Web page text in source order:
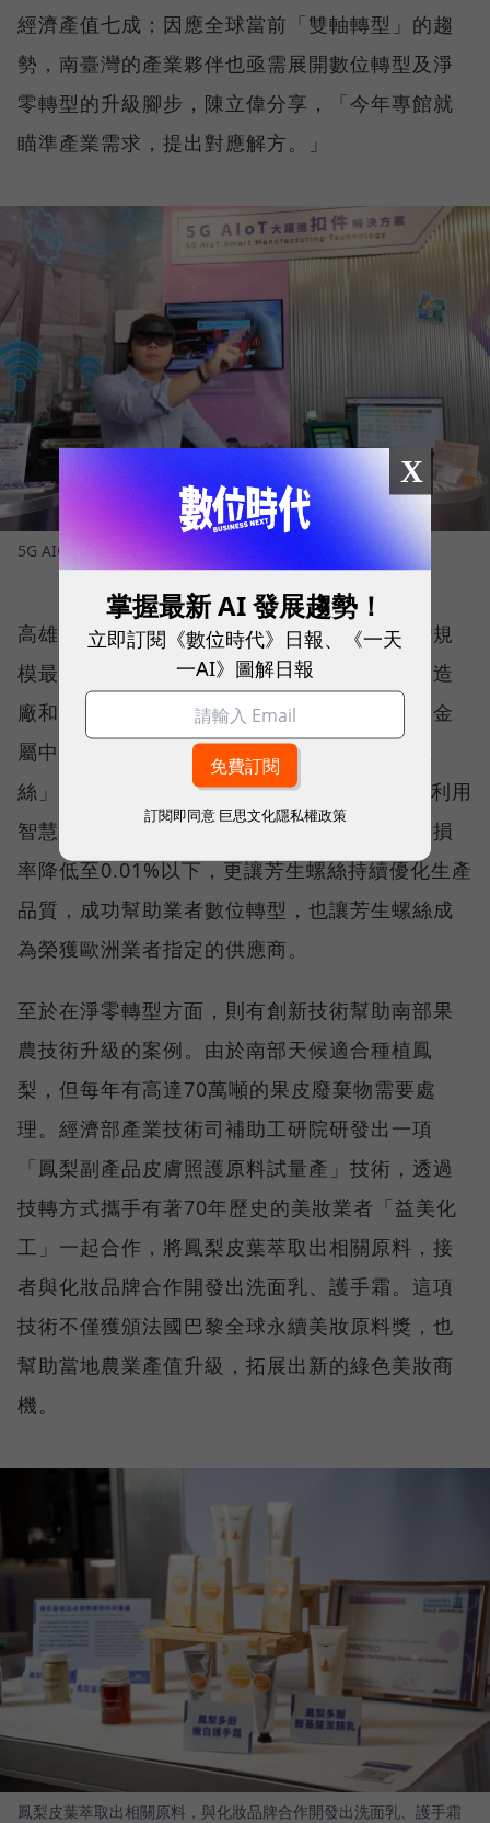
經濟產值七成；因應全球當前「雙軸轉型」的趨
勢，南臺灣的產業夥伴也亟需展開數位轉型及淨
零轉型的升級腳步，陳立偉分享，「今年專館就
瞄準產業需求，提出對應解方。」
5G AIOT大躍進扣件解決方案
高雄是我國扣件產業的中心，看準當地為臺灣規
模最大的螺絲及螺帽生產聚落，擁有大量的製造
廠和相關供應鏈企業，經濟部產業技術司補助金
屬中心協助在地的內六角螺絲製造商「芳生螺
絲」導入「5G AIoT大躍進扣件解決方案」。利用
智慧科技檢測生產模具的運作狀態，讓模具耗損
率降低至0.01%以下，更讓芳生螺絲持續優化生產
品質，成功幫助業者數位轉型，也讓芳生螺絲成
為榮獲歐洲業者指定的供應商。
至於在淨零轉型方面，則有創新技術幫助南部果
農技術升級的案例。由於南部天候適合種植鳳
梨，但每年有高達70萬噸的果皮廢棄物需要處
理。經濟部產業技術司補助工研院研發出一項
「鳳梨副產品皮膚照護原料試量產」技術，透過
技轉方式攜手有著70年歷史的美妝業者「益美化
工」一起合作，將鳳梨皮葉萃取出相關原料，接
者與化妝品牌合作開發出洗面乳、護手霜。這項
技術不僅獲頒法國巴黎全球永續美妝原料獎，也
幫助當地農業產值升級，拓展出新的綠色美妝商
機。
鳳梨皮葉萃取出相關原料，與化妝品牌合作開發出洗面乳、護手霜
X
掌握最新 AI 發展趨勢！
立即訂閱《數位時代》日報、《一天
一AI》圖解日報
訂閱即同意 巨思文化隱私權政策